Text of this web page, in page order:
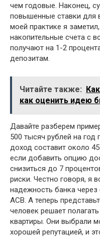
чем годовые. Наконец,
повышенные ставки для
моей практике я
накопительные счета с
получают на 1-2
депозитам.
Читайте также:
как оценить идею
Давайте разберем
500 тысяч рублей на
доход составит около
если добавить опцию
снизиться до 7
риски. Честно говоря, я
надежность банка через
АСВ. А теперь
человек решает
квартиры. Они выбрали
хорошей репутацией, и